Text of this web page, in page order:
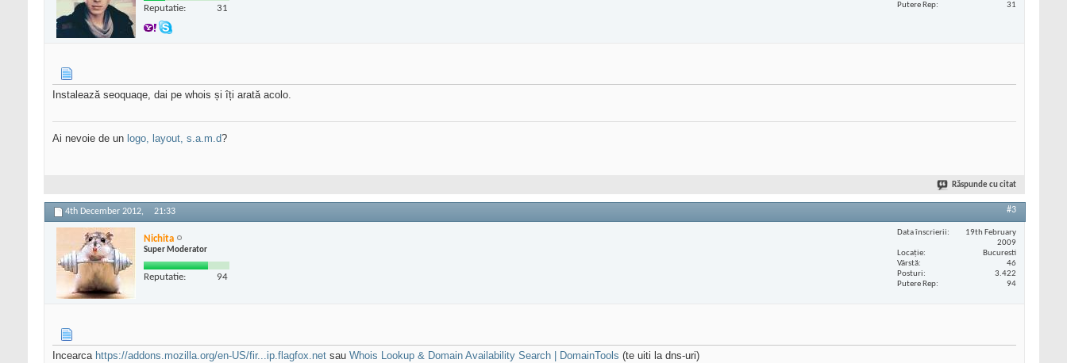
Reputatie: 31
Putere Rep
31
Instalează seoquaqe, dai pe whois și îți arată acolo.
Ai nevoie de un logo, layout, s.a.m.d?
Răspunde cu citat
4th December 2012, 21:33 #3
Nichita
Super Moderator
Reputatie: 94
Data înscrierii
19th February
2009
Locaţie
Bucuresti
Vârstă
46
Posturi
3.422
Putere Rep
94
Incearca https://addons.mozilla.org/en-US/fir...ip.flagfox.net sau Whois Lookup & Domain Availability Search | DomainTools (te uiti la dns-uri)